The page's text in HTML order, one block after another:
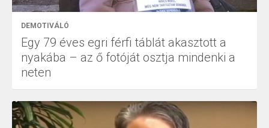
DEMOTIVÁLÓ
Egy 79 éves egri férfi táblát akasztott a
nyakába – az ő fotóját osztja mindenki a
neten